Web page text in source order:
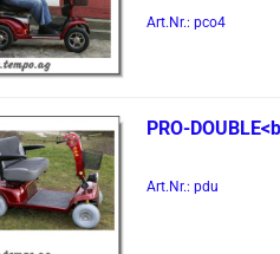
Art.Nr.: pco4
PRO-​
Art.Nr.: pdu